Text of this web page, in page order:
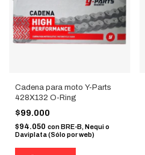
Cadena para moto Y-Parts
428X132 O-Ring
$99.000
$94.050 con BRE-B, Nequi o
Daviplata (Sólo por web)